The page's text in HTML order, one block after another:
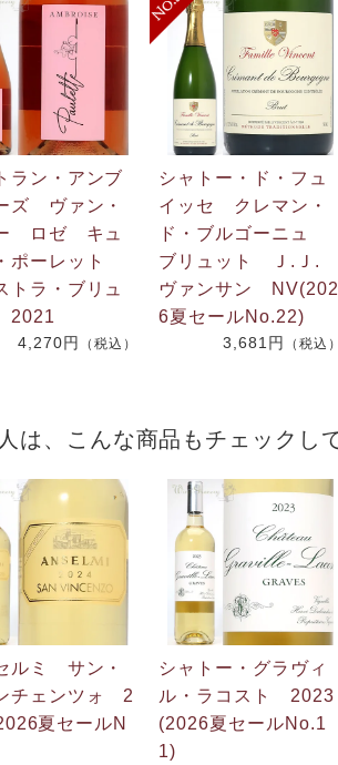
ラン・アンブ
ズ ヴァン・
ロゼ キュ
ポーレット
トラ・ブリュ
2021
4,270円 （税込）
シャトー・ド・フュ
イッセ クレマン・
ド・ブルゴーニュ
ブリュット Ｊ.Ｊ.
ヴァンサン NV(202
6夏セールNo.22)
3,681円 （税込
は、こんな商品もチェックし
ルミ サン・
チェンツォ 2
夏セールN
シャトー・グラヴィ
ル・ラコスト 2023
(2026夏セールNo.1
1)